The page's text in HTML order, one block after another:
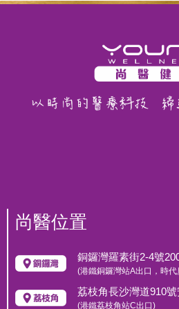
尚醫位置
銅鑼灣羅素街2-4號
(港鐵銅鑼灣站A出口，時
荔枝角長沙灣道910
(港鐵荔枝角站C出口)